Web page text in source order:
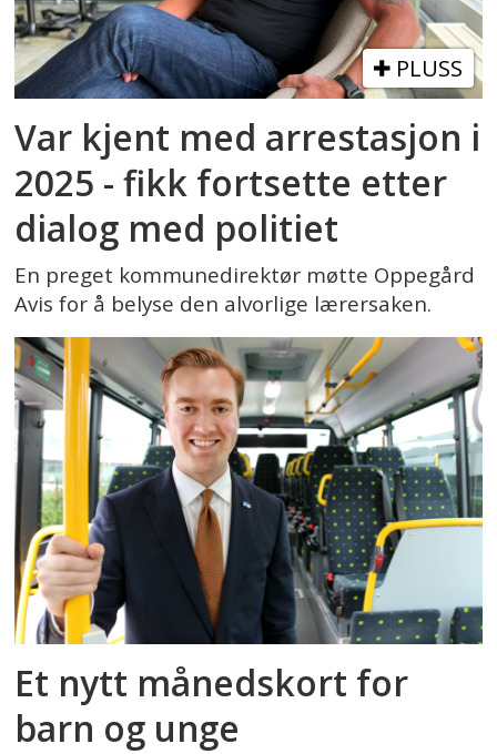
PLUSS
Var kjent med arrestasjon i
2025 - fikk fortsette etter
dialog med politiet
En preget kommunedirektør møtte Oppegård
Avis for å belyse den alvorlige lærersaken.
Et nytt månedskort for
barn og unge